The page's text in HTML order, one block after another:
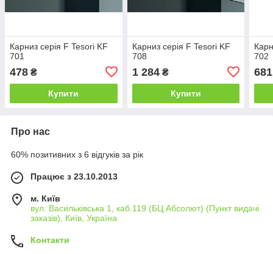
Карниз серія F Tesori KF
701
478 ₴
Купити
Карниз серія F Tesori KF
708
1 284₴
Купити
702
681
Про нас
60% позитивних з 6 відгуків за рік
Працює з 23.10.2013
м. Київ
вул. Васильківська 1, каб.119 (БЦ Абсолют) (Пункт видачі
заказів), Київ, Україна
Контакти